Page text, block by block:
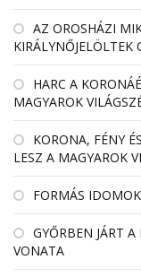
AZ OROSHÁZI
KIRÁLYNŐJELÖLTEK
HARC A
MAGYAROK
KORONA, FÉNY
LESZ A MAGYAROK
FORMÁS
GYŐRBEN JÁRT
VONATA